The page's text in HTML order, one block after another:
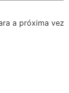
a próxima vez